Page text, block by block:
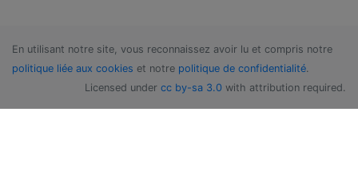
En utilisant notre site, vous reconnaissez avoir lu et compris notre
politique liée aux cookies et notre politique de confidentialité.
Licensed under cc by-sa 3.0 with attribution required.